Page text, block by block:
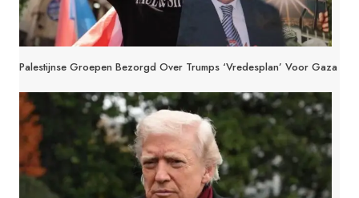
Palestijnse Groepen Bezorgd Over Trumps ‘vredesplan’ Voor Gaza